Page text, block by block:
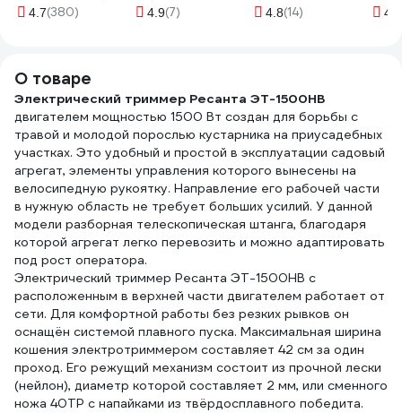
USP 78019
4.7(380)
с заземлением
4.9(7)
шлицов Huter
4.8(14) 4.6
О товаре
Электрический триммер Ресанта ЭТ-1500НВ
двигателем мощностью 1500 Вт создан для борьбы с
травой и молодой порослью кустарника на приусадебных
участках. Это удобный и простой в эксплуатации садовый
агрегат, элементы управления которого вынесены на
велосипедную рукоятку. Направление его рабочей части
в нужную область не требует больших усилий. У данной
модели разборная телескопическая штанга, благодаря
которой агрегат легко перевозить и можно адаптировать
под рост оператора.
Электрический триммер Ресанта ЭТ-1500НВ с
расположенным в верхней части двигателем работает от
сети. Для комфортной работы без резких рывков он
оснащён системой плавного пуска. Максимальная ширина
кошения электротриммером составляет 42 см за один
проход. Его режущий механизм состоит из прочной лески
(нейлон), диаметр которой составляет 2 мм, или сменного
ножа 40ТР с напайками из твёрдосплавного победита.